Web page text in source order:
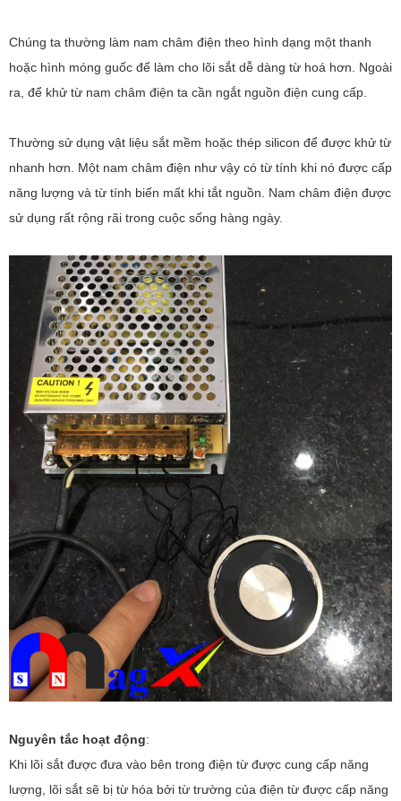
Chúng ta thường làm nam châm điện theo hình dạng một thanh
hoặc hình móng guốc để làm cho lõi sắt dễ dàng từ hoá hơn. Ngoài
ra, để khử từ nam châm điện ta cần ngắt nguồn điện cung cấp.
Thường sử dụng vật liệu sắt mềm hoặc thép silicon để được khử từ
nhanh hơn. Một nam châm điện như vậy có từ tính khi nó được cấp
năng lượng và từ tính biến mất khi tắt nguồn. Nam châm điện được
sử dụng rất rộng rãi trong cuộc sống hàng ngày.
Nguyên tắc hoạt động:
Khi lõi sắt được đưa vào bên trong điện từ được cung cấp năng
lượng, lõi sắt sẽ bị từ hóa bởi từ trường của điện từ được cấp năng